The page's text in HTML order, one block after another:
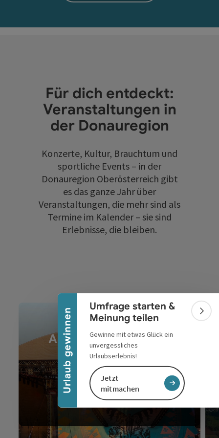
Urlaub gewinnen
Banner einklappen
Umfrage starten &
Meinung teilen
Gewinne mit etwas Glück ein
unvergessliches
Urlaubserlebnis!
Jetzt
mitmachen
Für dich entdeckt:
Veranstaltungen in
der Donauregion
Konzerte, Kultur, Brauchtum und
sportliche Events – in der
Donauregion Oberösterreich gibt
es das ganze Jahr über
Veranstaltungen, die mehr sind als
Termine im Kalender – sie sind
Erlebnisse, die bleiben.
Alle Veranstaltungen
im Überblick